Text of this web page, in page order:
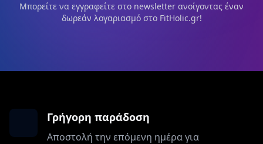
Μπορείτε να εγγραφείτε στο newsletter ανοίγοντας έναν
δωρεάν λογαριασμό στο FitHolic.gr!
Γρήγορη παράδοση
Αποστολή την επόμενη ημέρα για